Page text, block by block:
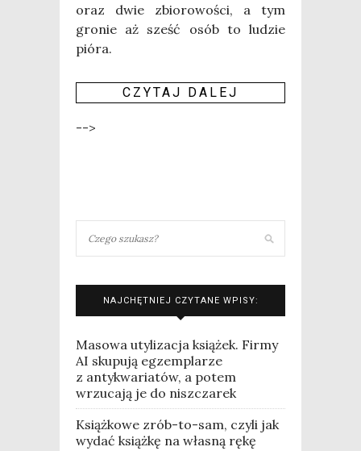
oraz dwie zbio­ro­wo­ści, a tym
gro­nie aż sześć osób to ludzie
pió­ra.
CZY­TAJ DALEJ
-->
NAJCHĘTNIEJ CZYTANE WPISY:
Masowa utylizacja książek. Firmy
AI skupują egzemplarze
z antykwariatów, a potem
wrzucają je do niszczarek
Książkowe zrób-to-sam, czyli jak
wydać książkę na własną rękę